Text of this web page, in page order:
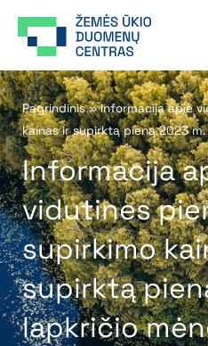
prie
Pagrindinis»Informacija apie
kainas ir supirktą pieną 2023
Informacija
vidutines
supirkimo
supirktą
lapkričio